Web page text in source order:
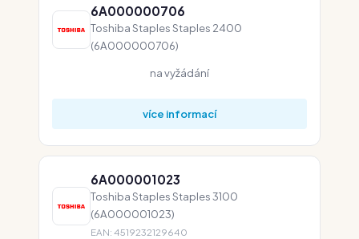
6A000000706
Toshiba Staples Staples 2400
(6A000000706)
na vyžádání
více informací
6A000001023
Toshiba Staples Staples 3100
(6A000001023)
EAN: 4519232129640